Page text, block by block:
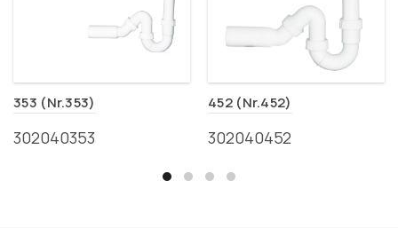
353 (Nr.353)
302040353
452 (Nr.452)
302040452